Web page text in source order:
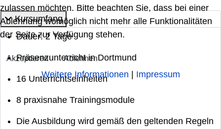
Kursumfang
Dauer: 2 Tage
Präsenzunterricht in Dortmund
16 Unterrichtseinheiten
8 praxisnahe Trainingsmodule
Die Ausbildung wird gemäß den geltenden Regeln
zulassen möchten. Bitte beachten Sie, dass bei einer
Ablehnung womöglich nicht mehr alle Funktionalitäten
der Seite zur Verfügung stehen.
Akzeptieren Ablehnen
Weitere Informationen Impressum